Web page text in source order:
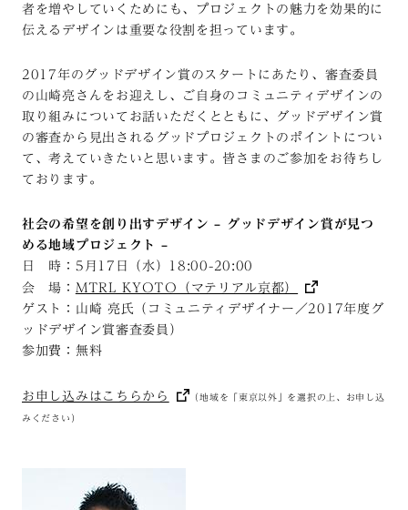
者を増やしていくためにも、プロジェクトの魅力を効果的に
伝えるデザインは重要な役割を担っています。
2017年のグッドデザイン賞のスタートにあたり、審査委員
の山崎亮さんをお迎えし、ご自身のコミュニティデザインの
取り組みについてお話いただくとともに、グッドデザイン賞
の審査から見出されるグッドプロジェクトのポイントについ
て、考えていきたいと思います。皆さまのご参加をお待ちし
ております。
社会の希望を創り出すデザイン – グッドデザイン賞が見つ
める地域プロジェクト –
日 時：5月17日（水）18:00-20:00
会 場： MTRL KYOTO（マテリアル京都）
ゲスト：山崎 亮氏（コミュニティデザイナー／2017年度グ
ッドデザイン賞審査委員）
参加費：無料
お申し込みはこちらから （地域を「東京以外」を選択の上、お申し込
みください）